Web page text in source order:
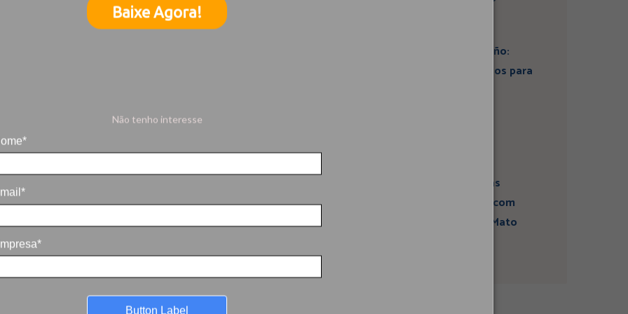
Baixe Agora!
Não tenho interesse
Button Label
Artigo: Super El Niño:
estamos preparados para
atividades sísmicas
fortalece diálogo com
comunidades em Mato